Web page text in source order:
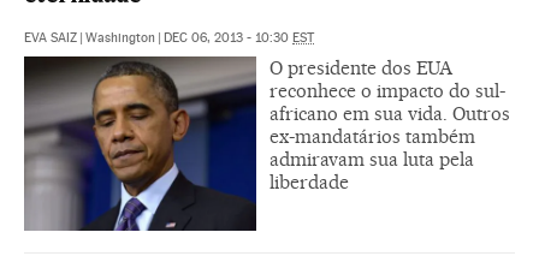
EVA SAIZ | Washington | DEC 06, 2013 - 10:30 EST
O presidente dos EUA
reconhece o impacto do sul-
africano em sua vida. Outros
ex-mandatários também
admiravam sua luta pela
liberdade